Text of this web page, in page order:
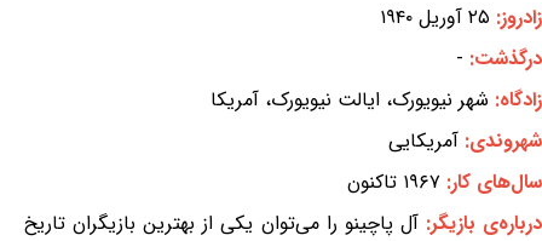
زادروز: ۲۵ آوریل ۱۹۴۰
درگذشت: -
زادگاه: شهر نیویورک، ایالت نیویورک، آمریکا
شهروندی: آمریکایی
سال‌های کار: ۱۹۶۷ تاکنون
درباره‌ی بازیگر:آل پاچینو را می‌توان یکی از بهترین بازیگران تاریخ